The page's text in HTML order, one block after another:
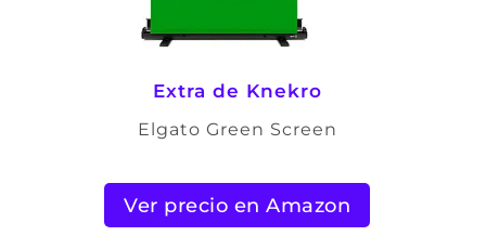
Extra de Knekro
Elgato Green Screen
Ver precio en Amazon